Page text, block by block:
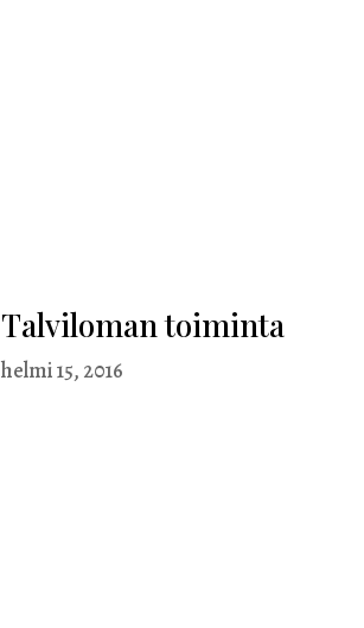
Talviloman toiminta
helmi 15, 2016